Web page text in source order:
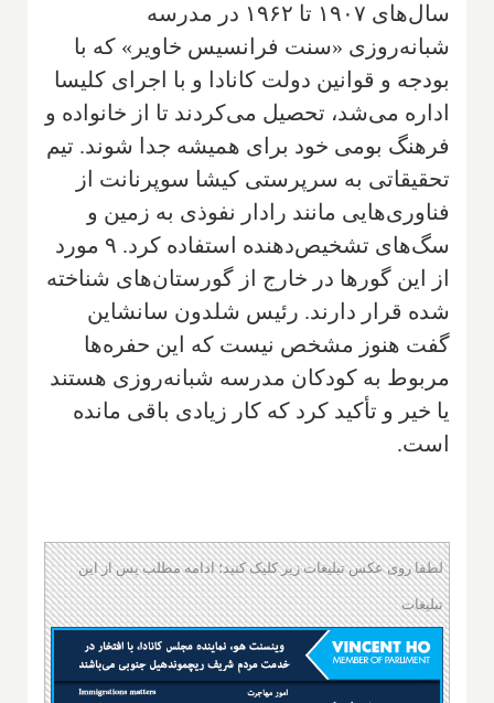
سال‌های ۱۹۰۷ تا ۱۹۶۲ در مدرسه
شبانه‌روزی «سنت فرانسیس خاویر» که با
بودجه و قوانین دولت کانادا و با اجرای کلیسا
اداره می‌شد، تحصیل می‌کردند تا از خانواده و
فرهنگ بومی خود برای همیشه جدا شوند. تیم
تحقیقاتی به سرپرستی کیشا سوپرنانت از
فناوری‌هایی مانند رادار نفوذی به زمین و
سگ‌های تشخیص‌دهنده استفاده کرد. ۹ مورد
از این گورها در خارج از گورستان‌های شناخته
شده قرار دارند. رئیس شلدون سانشاین
گفت هنوز مشخص نیست که این حفره‌ها
مربوط به کودکان مدرسه شبانه‌روزی هستند
یا خیر و تأکید کرد که کار زیادی باقی مانده
است.
لطفا روی عکس تبلیغات زیر کلیک کنید؛ ادامه مطلب پس از این
تبلیغات